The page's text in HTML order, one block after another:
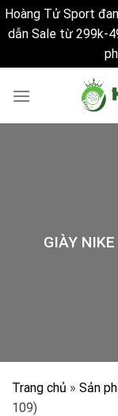
Hoàng Tử Sport
dẫn Sale từ 299k-
GIÀY
Trang chủ » Sản
109)